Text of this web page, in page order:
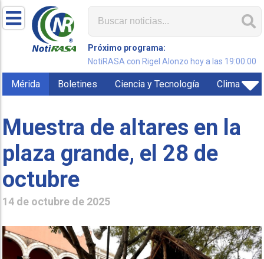
Próximo programa:
NotiRASA con Rigel Alonzo hoy a las 19:00:00
Mérida Boletines Ciencia y Tecnología Clima
Muestra de altares en la
plaza grande, el 28 de
octubre
14 de octubre de 2025